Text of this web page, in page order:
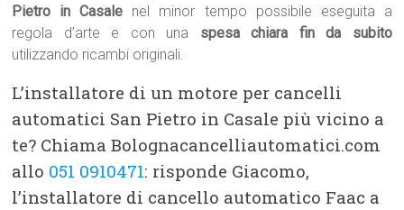
Pietro in Casale nel minor tempo possibile eseguita a
regola d’arte e con una spesa chiara fin da subito
utilizzando ricambi originali.
L’installatore di un motore per cancelli
automatici San Pietro in Casale più vicino a
te? Chiama Bolognacancelliautomatici.com
allo 051 0910471: risponde Giacomo,
l’installatore di cancello automatico Faac a